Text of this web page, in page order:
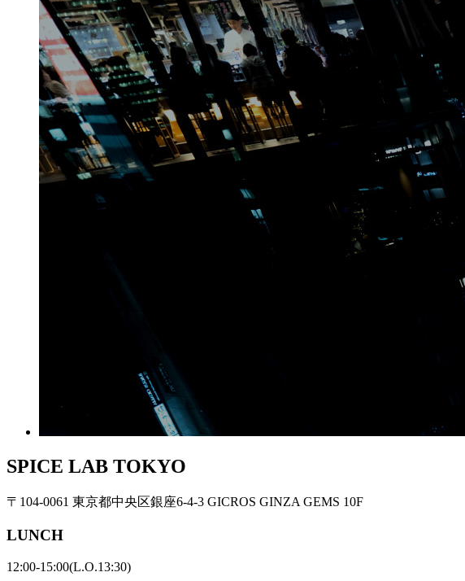
SPICE LAB TOKYO
〒104-0061 東京都中央区銀座6-4-3 GICROS GINZA GEMS 10F
LUNCH
12:00-15:00(L.O.13:30)